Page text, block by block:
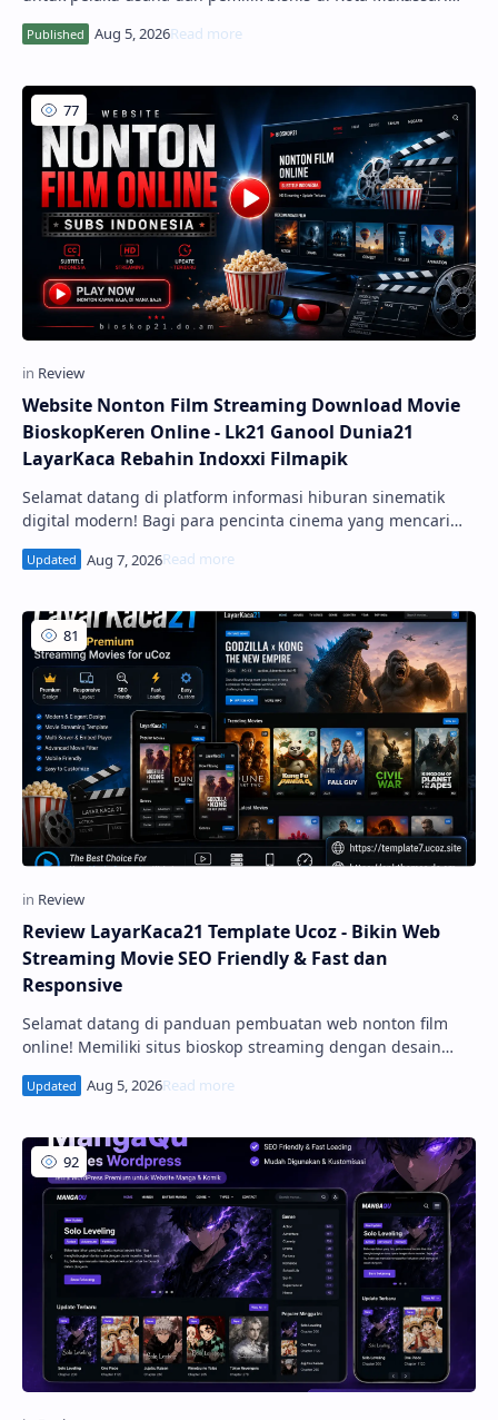
strategi pemasaran yang terukur. Melalui layanan Jasa Ahli
Website Nonton Film Streaming Download Movie
BioskopKeren Online - Lk21 Ganool Dunia21
LayarKaca Rebahin Indoxxi Filmapik
Selamat datang di platform informasi hiburan sinematik
digital modern! Bagi para pencinta cinema yang mencari
pengalaman sinematik tanpa batas, keberadaan Website
Nonton Film Streaming Download Movie BioskopKeren
Review LayarKaca21 Template Ucoz - Bikin Web
Streaming Movie SEO Friendly & Fast dan
Responsive
Selamat datang di panduan pembuatan web nonton film
online! Memiliki situs bioskop streaming dengan desain
utama untuk menarik ribuan pengunjung harian. Jika Anda